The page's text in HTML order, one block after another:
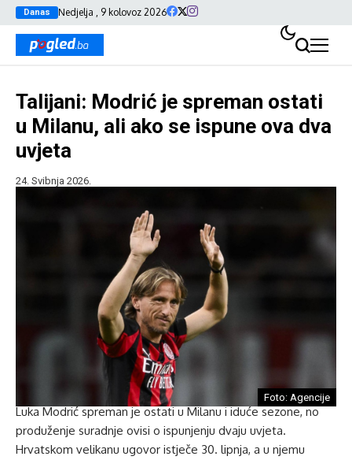
Danas Nedjelja , 9 kolovoz 2026
Talijani: Modrić je spreman ostati
u Milanu, ali ako se ispune ova dva
uvjeta
24. Svibnja 2026.
Foto: Agencije
Luka Modrić spreman je ostati u Milanu i iduće sezone, no
produženje suradnje ovisi o ispunjenju dvaju uvjeta.
Hrvatskom velikanu ugovor istječe 30. lipnja, a u njemu